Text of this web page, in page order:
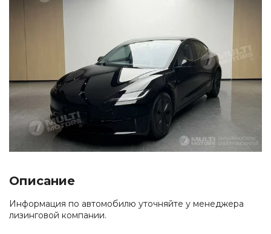
Описание
Информация по автомобилю уточняйте у менеджера
лизинговой компании.